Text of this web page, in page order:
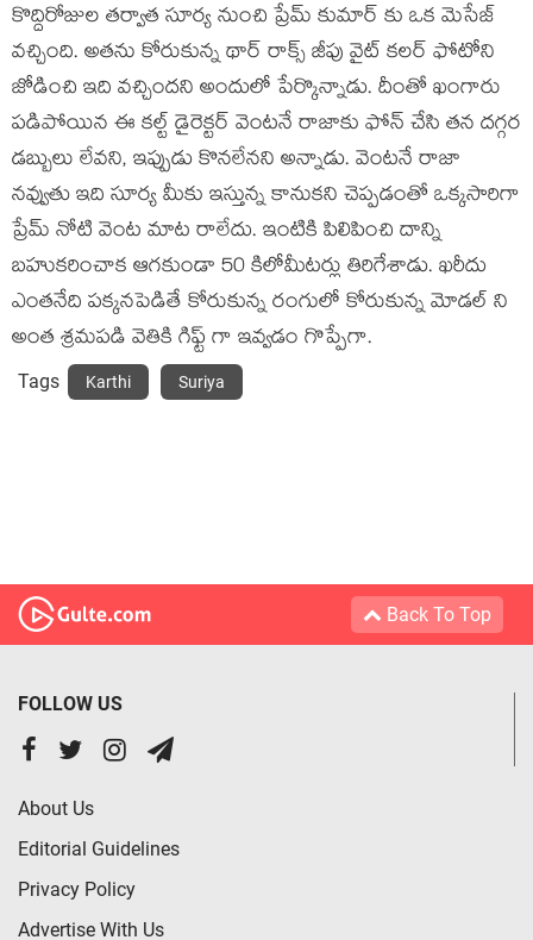
కొద్దిరోజుల తర్వాత సూర్య నుంచి ప్రేమ్ కుమార్ కు ఒక మెసేజ్
వచ్చింది. అతను కోరుకున్న థార్ రాక్స్ జీపు వైట్ కలర్ ఫోటోని
జోడించి ఇది వచ్చిందని అందులో పేర్కొన్నాడు. దీంతో ఖంగారు
పడిపోయిన ఈ కల్ట్ డైరెక్టర్ వెంటనే రాజాకు ఫోన్ చేసి తన దగ్గర
డబ్బులు లేవని, ఇప్పుడు కొనలేనని అన్నాడు. వెంటనే రాజా
నవ్వుతు ఇది సూర్య మీకు ఇస్తున్న కానుకని చెప్పడంతో ఒక్కసారిగా
ప్రేమ్ నోటి వెంట మాట రాలేదు. ఇంటికి పిలిపించి దాన్ని
బహుకరించాక ఆగకుండా 50 కిలోమీటర్లు తిరిగేశాడు. ఖరీదు
ఎంతనేది పక్కనపెడితే కోరుకున్న రంగులో కోరుకున్న మోడల్ ని
అంత శ్రమపడి వెతికి గిఫ్ట్ గా ఇవ్వడం గొప్పేగా.
Tags Karthi Suriya
Back To Top
FOLLOW US
About Us
Editorial Guidelines
Privacy Policy
Advertise With Us